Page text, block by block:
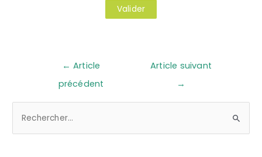
← Article
précédent
Article suivant
→
e